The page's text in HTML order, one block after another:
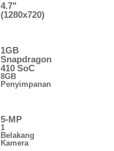
4.7"
(1280x720)
1GB
Snapdragon
410 SoC
8GB
Penyimpanan
5-MP
1
Belakang
Kamera